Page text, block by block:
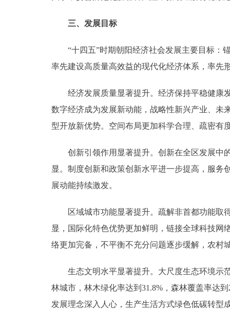
三、发展目标
“十四五”时期朝阳经济社会发展主要目标：锚
率先建设高质量高效益的现代化经济体系，率先
经济发展质量显著提升。经济保持平稳健康发
数字经济成为发展新动能，战略性新兴产业、未
型开放新优势。空间布局更加科学合理、疏密有
创新引领作用显著提升。创新在全区发展中的
显。制度创新和政策创新水平进一步提高，服
展动能持续激发。
区域城市功能显著提升。疏解非首都功能取得
显，国际化特色优势更加鲜明，链接全球科技
络更加完备，不平衡不充分问题逐步缓解，农村
生态文明水平显著提升。大尺度生态环境示范
林城市，林木绿化率达到31.8%，森林覆盖率达
发展理念深入人心，生产生活方式绿色低碳转型